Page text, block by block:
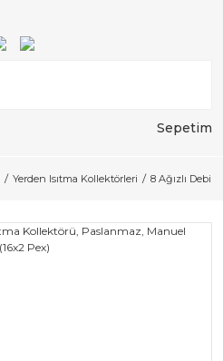
Sepetim
Yerden Isıtma Kollektörleri 8 Ağızlı